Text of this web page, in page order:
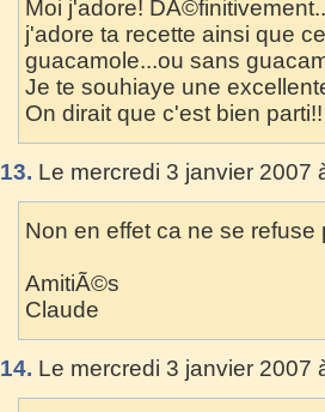
Moi j'adore!
j'adore ta recette ainsi que
guacamole...ou sans
Je te souhiaye une
On dirait que c'est bien parti!!
13. Le mercredi 3 janvier 2007
Non en effet ca ne se
AmitiÃ©s
Claude
14. Le mercredi 3 janvier 2007